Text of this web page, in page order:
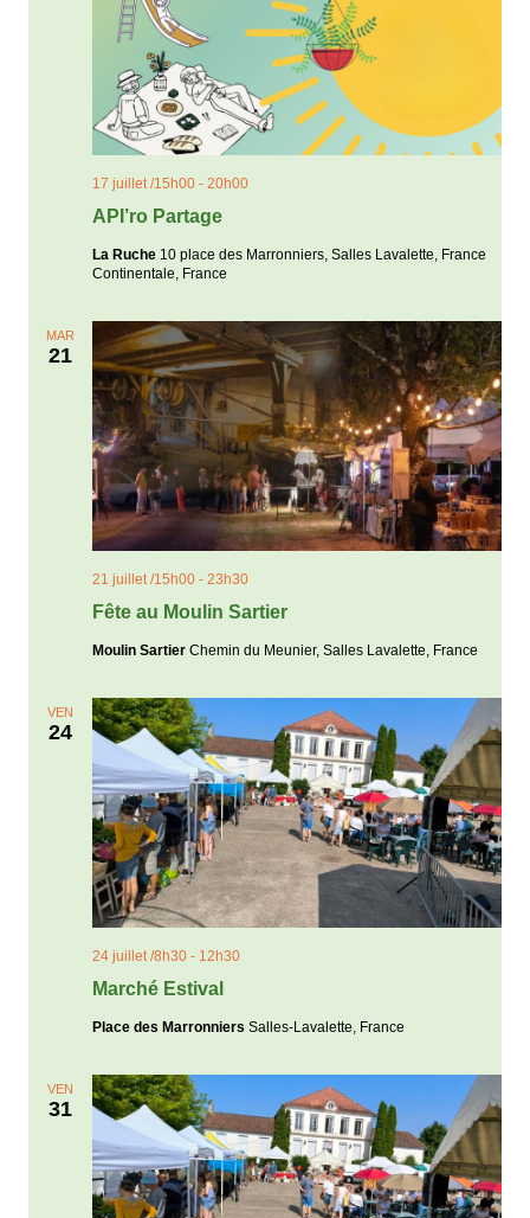
API’ro Partage
17 juillet /15h00 - 20h00
La Ruche 10 place des Marronniers, Salles Lavalette, France
Continentale, France
MAR
21
Fête au Moulin Sartier
21 juillet /15h00 - 23h30
Moulin Sartier Chemin du Meunier, Salles Lavalette, France
VEN
24
Marché Estival
24 juillet /8h30 - 12h30
Place des Marronniers Salles-Lavalette, France
VEN
31